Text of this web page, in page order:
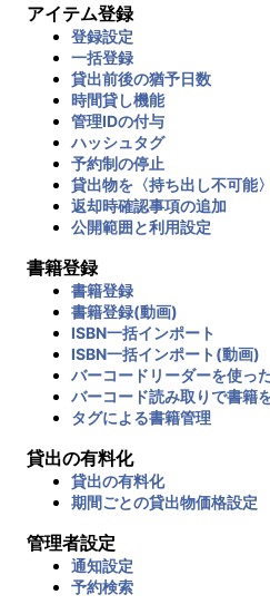
アイテム登録
登録設定
一括登録
貸出前後の猶予日数
時間貸し機能
管理IDの付与
ハッシュタグ
予約制の停止
貸出物を〈持ち出し不可能
返却時確認事項の追加
公開範囲と利用設定
書籍登録
書籍登録
書籍登録(動画)
ISBN一括インポート
ISBN一括インポート(動画)
バーコードリーダーを使っ
バーコード読み取りで書籍
タグによる書籍管理
貸出の有料化
貸出の有料化
期間ごとの貸出物価格設定
管理者設定
通知設定
予約検索